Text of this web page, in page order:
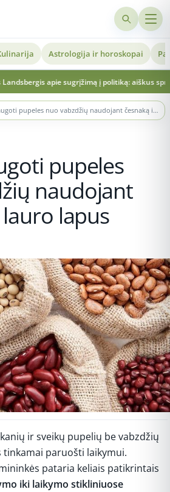
Astrologija ir horoskopai
apie sugrįžimą į politiką: aiškus
Kaip apsaugoti pupeles nuo vabzdžių naudojant česnaką ir lauro lapus
pupeles
naudojant
lapus
ir sveikų pupelių be vabzdžių
paruošti laikymui.
pataria keliais patikrintais
iki laikymo stikliniuose